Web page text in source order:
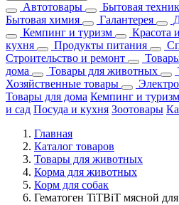
Автотовары
Бытовая
Бытовая химия
Галантерея
Кемпинг и туризм
Красота
кухня
Продукты питания
Строительство и ремонт
дома
Товары для животных
Хозяйственные товары
Товары для дома Кемпинг и туризм
и сад Посуда и кухня Зоотовары
Главная
Каталог товаров
Товары для животных
Корма для животных
Корм для собак
Гематоген TiTBiT мясной